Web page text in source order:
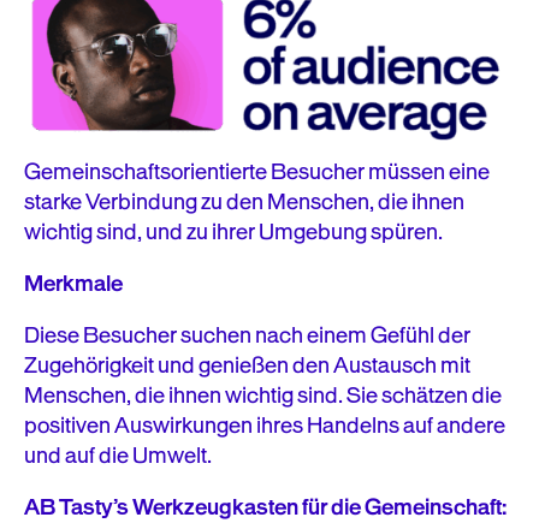
Gemeinschaftsorientierte Besucher müssen eine
starke Verbindung zu den Menschen, die ihnen
wichtig sind, und zu ihrer Umgebung spüren.
Merkmale
Diese Besucher suchen nach einem Gefühl der
Zugehörigkeit und genießen den Austausch mit
Menschen, die ihnen wichtig sind. Sie schätzen die
positiven Auswirkungen ihres Handelns auf andere
und auf die Umwelt.
AB Tasty’s Werkzeugkasten für die Gemeinschaft: